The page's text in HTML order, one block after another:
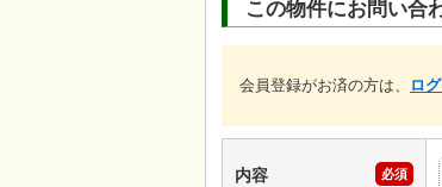
この物件にお問い合
会員登録がお済の方は、 ロ
内容 必須